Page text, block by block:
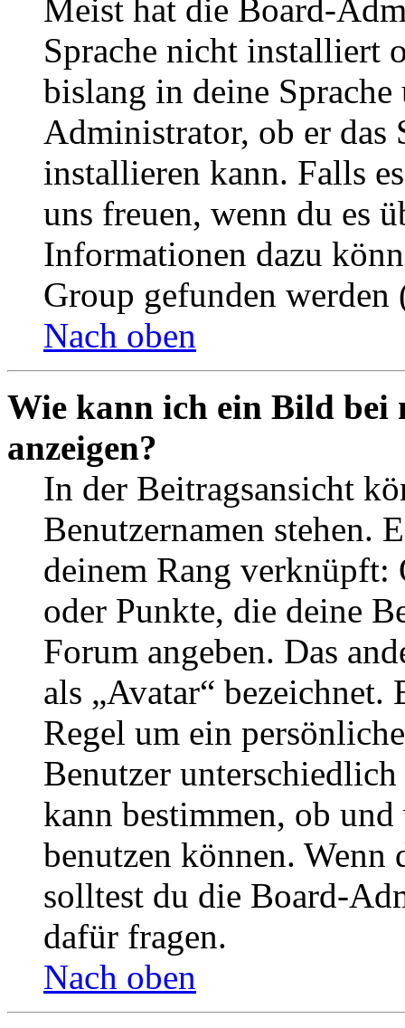
Meist hat die Board-
Sprache nicht installiert
bislang in deine
Administrator, ob er das
installieren kann. Falls
uns freuen, wenn du es
Informationen dazu
Group gefunden
Nach oben
Wie kann ich ein Bild bei
anzeigen?
In der Beitragsansicht
Benutzernamen stehen.
deinem Rang verknüpft:
oder Punkte, die deine
Forum angeben. Das
als „Avatar“
Regel um ein
Benutzer
kann bestimmen, ob
benutzen können. Wenn
solltest du die Board-
dafür fragen.
Nach oben